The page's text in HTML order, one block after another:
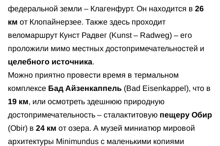
федеральной земли – Клагенфурт. Он находится в 26
км от Клопайнерзее. Также здесь проходит
веломаршрут Кунст Радвег (Kunst – Radweg) – его
проложили мимо местных достопримечательностей и
целебного источника.
Можно приятно провести время в термальном
комплексе Бад Айзенкаппель (Bad Eisenkappel), что в
19 км, или осмотреть здешнюю природную
достопримечательность – сталактитовую пещеру Обир
(Obir) в 24 км от озера. А музей миниатюр мировой
архитектуры Minimundus с маленькими копиями